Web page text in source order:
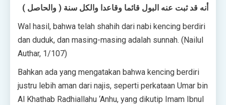
( والحاصل ) أنه قد ثبت عنه البول قائما وقاعدا والكل سنة
Wal hasil, bahwa telah shahih dari nabi kencing berdiri
dan duduk, dan masing-masing adalah sunnah. (Nailul
Authar, 1/107)
Bahkan ada yang mengatakan bahwa kencing berdiri
justru lebih aman dari najis, seperti perkataan Umar bin
Al Khathab Radhiallahu ‘Anhu, yang dikutip Imam Ibnul